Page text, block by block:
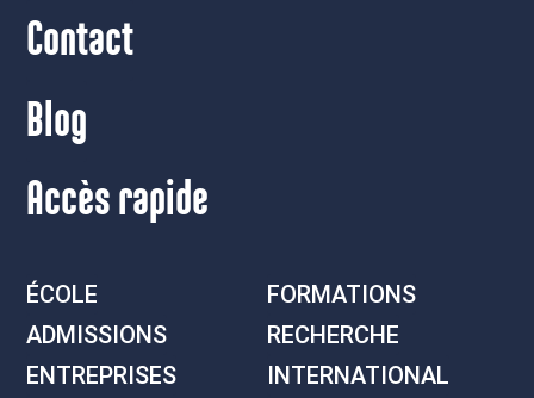
Contact
Blog
Accès rapide
ÉCOLE
FORMATIONS
ADMISSIONS
RECHERCHE
ENTREPRISES
INTERNATIONAL